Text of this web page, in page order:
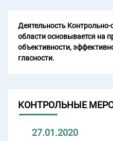
Деятельность
области основывается на
объективности,
гласности.
КОНТРОЛЬНЫЕ
27.01.2020